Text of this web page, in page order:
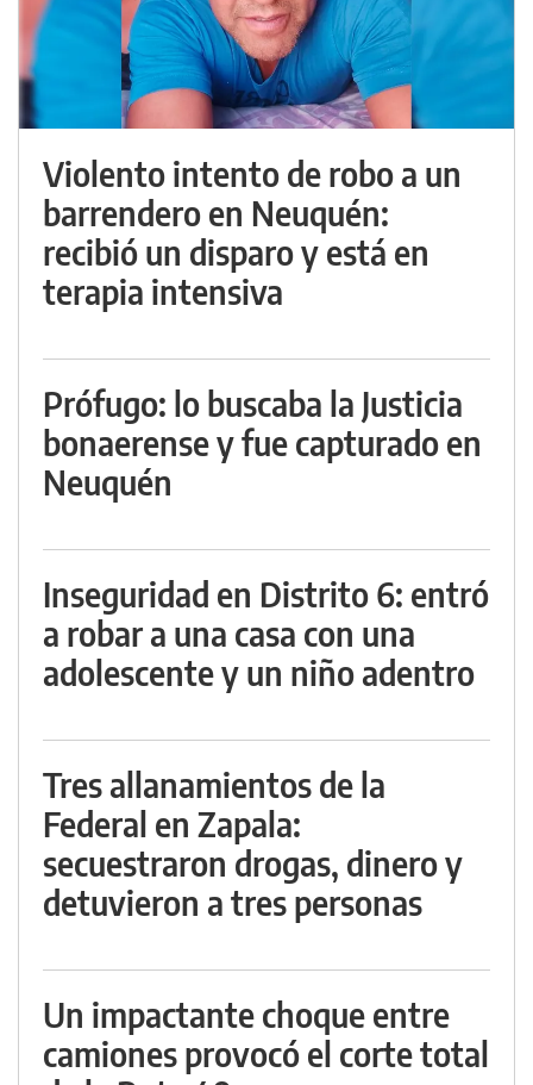
Violento intento de robo a un
barrendero en Neuquén:
recibió un disparo y está en
terapia intensiva
Prófugo: lo buscaba la Justicia
bonaerense y fue capturado en
Neuquén
Inseguridad en Distrito 6: entró
a robar a una casa con una
adolescente y un niño adentro
Tres allanamientos de la
Federal en Zapala:
secuestraron drogas, dinero y
detuvieron a tres personas
Un impactante choque entre
camiones provocó el corte total